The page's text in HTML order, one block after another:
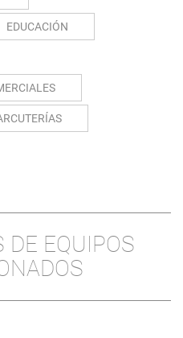
EDUCACIÓN
DE EQUIPOS